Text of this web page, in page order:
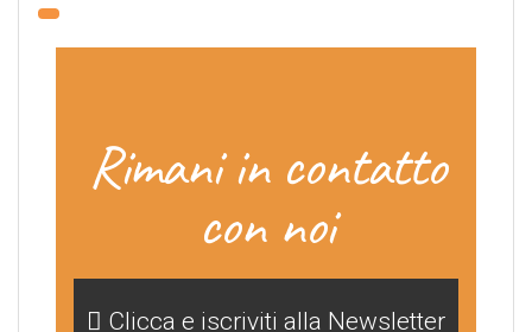
Rimani in contatto
con noi
Clicca e iscriviti alla Newsletter